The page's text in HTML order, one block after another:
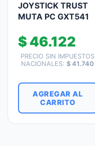
JOYSTICK TRUST
MUTA PC GXT541
$46.122
PRECIO SIN IMPUESTOS
NACIONALES:$ 41.740
AGREGAR AL
CARRITO